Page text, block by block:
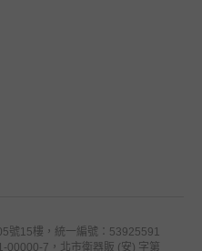
號15樓，統一編號：53925591
00000-7，北市衛器販 (安) 字第